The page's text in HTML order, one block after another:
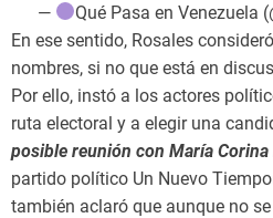
— Qué Pasa en Venezuela
En ese sentido, Rosales
nombres, si no que está en
Por ello, instó a los actores
ruta electoral y a elegir una
posible reunión con María Corina
partido político Un Nuevo
también aclaró que aunque no